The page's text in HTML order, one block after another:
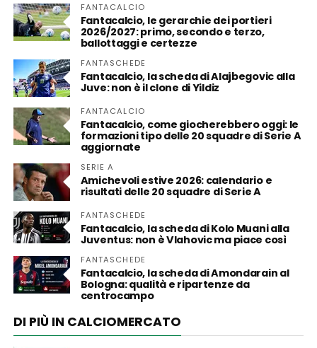
FANTACALCIO
Fantacalcio, le gerarchie dei portieri
2026/2027: primo, secondo e terzo,
ballottaggi e certezze
FANTASCHEDE
Fantacalcio, la scheda di Alajbegovic alla
Juve: non è il clone di Yildiz
FANTACALCIO
Fantacalcio, come giocherebbero oggi: le
formazioni tipo delle 20 squadre di Serie A
aggiornate
SERIE A
Amichevoli estive 2026: calendario e
risultati delle 20 squadre di Serie A
FANTASCHEDE
Fantacalcio, la scheda di Kolo Muani alla
Juventus: non è Vlahovic ma piace così
FANTASCHEDE
Fantacalcio, la scheda di Amondarain al
Bologna: qualità e ripartenze da
centrocampo
DI PIÙ IN CALCIOMERCATO